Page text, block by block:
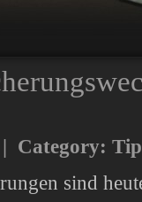
Category:
sind